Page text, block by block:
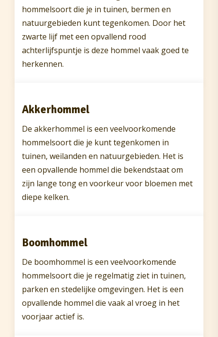
hommelsoort die je in tuinen, bermen en
natuurgebieden kunt tegenkomen. Door het
zwarte lijf met een opvallend rood
achterlijfspuntje is deze hommel vaak goed te
herkennen.
Akkerhommel
De akkerhommel is een veelvoorkomende
hommelsoort die je kunt tegenkomen in
tuinen, weilanden en natuurgebieden. Het is
een opvallende hommel die bekendstaat om
zijn lange tong en voorkeur voor bloemen met
diepe kelken.
Boomhommel
De boomhommel is een veelvoorkomende
hommelsoort die je regelmatig ziet in tuinen,
parken en stedelijke omgevingen. Het is een
opvallende hommel die vaak al vroeg in het
voorjaar actief is.